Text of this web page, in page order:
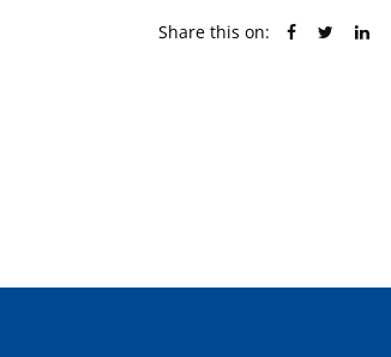
Share this on: